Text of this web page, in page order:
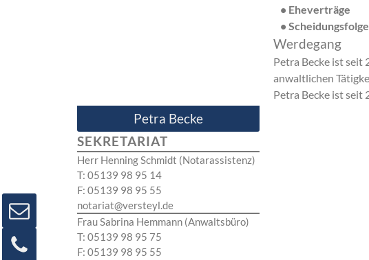
Petra Becke
SEKRETARIAT
Herr Henning Schmidt (Notarassistenz)
T: 05139 98 95 14
F: 05139 98 95 55
notariat@versteyl.de
Frau Sabrina Hemmann (Anwaltsbüro)
T: 05139 98 95 75
F: 05139 98 95 55
• Eheverträge
•
Werdegang
Petra Becke ist seit
anwaltlichen
Petra Becke ist seit